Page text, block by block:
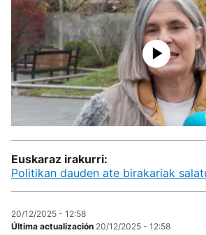
Euskaraz irakurri:
Politikan dauden ate birakariak
20/12/2025 - 12:58
Última actualización 20/12/2025 - 12:58